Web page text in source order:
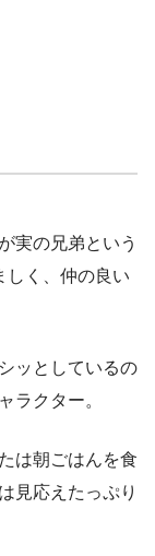
実の兄弟という
しく、仲の良い
ッとしているの
ラクター。
は朝ごはんを食
見応えたっぷり